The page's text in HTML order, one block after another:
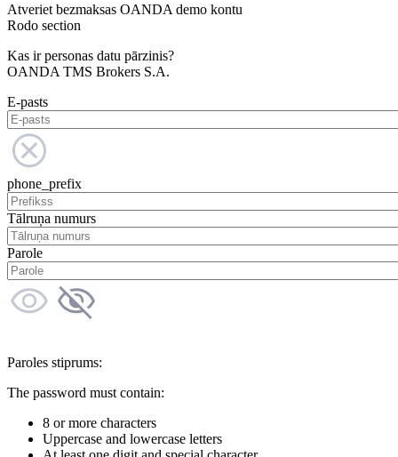
Atveriet bezmaksas OANDA demo kontu
Rodo section
Kas ir personas datu pārzinis?
OANDA TMS Brokers S.A.
E-pasts
phone_prefix
Tālruņa numurs
Parole
Paroles stiprums:
The password must contain:
8 or more characters
Uppercase and lowercase letters